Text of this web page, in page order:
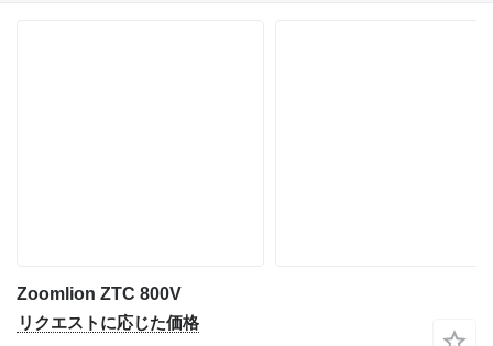
Zoomlion ZTC 800V
リクエストに応じた価格